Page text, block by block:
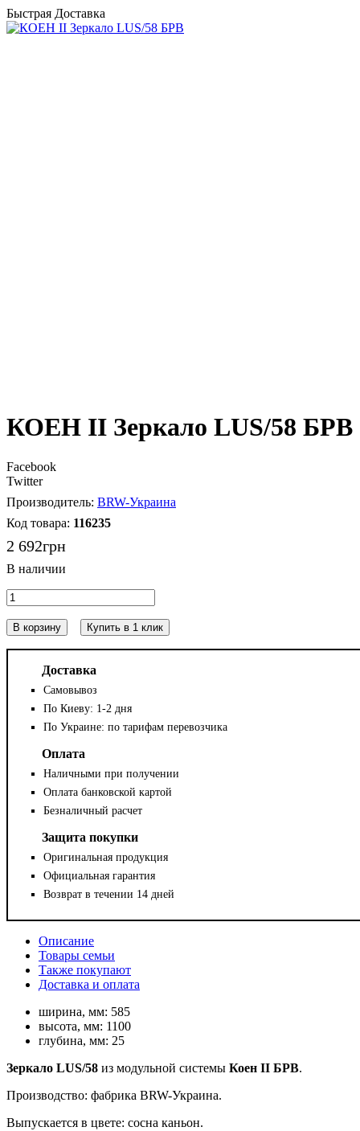
Быстрая Доставка
КОЕН II Зеркало LUS/58 БРВ
Facebook
Twitter
BRW-Украина
116235
2 692грн
В корзину Купить в 1 клик
Доставка
Самовывоз
По Киеву: 1-2 дня
По Украине: по тарифам перевозчика
Оплата
Наличными при получении
Оплата банковской картой
Безналичный расчет
Защита покупки
Оригинальная продукция
Официальная гарантия
Возврат в течении 14 дней
Описание
Товары семьи
Также покупают
Доставка и оплата
ширина, мм: 585
высота, мм: 1100
глубина, мм: 25
Зеркало LUS/58 из модульной системы Коен II БРВ.
Производство: фабрика BRW-Украина.
Выпускается в цвете: сосна каньон.